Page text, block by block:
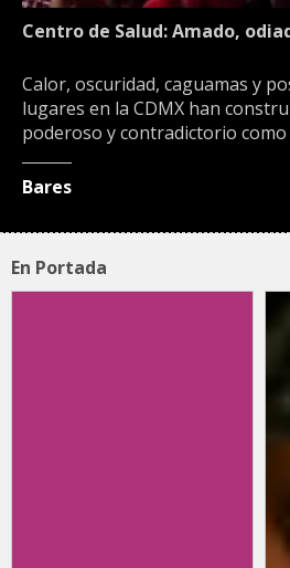
Centro de Salud: Amado,
Calor, oscuridad, caguamas y
lugares en la CDMX han
poderoso y contradictorio como
Bares
En Portada